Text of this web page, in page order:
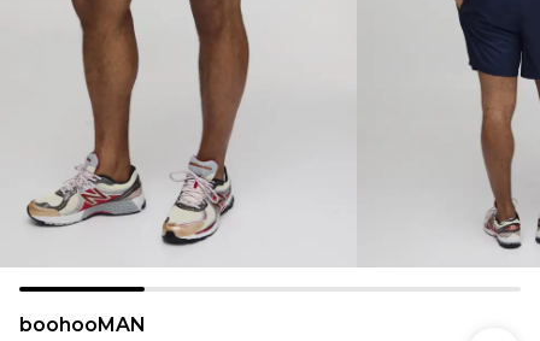
boohooMAN